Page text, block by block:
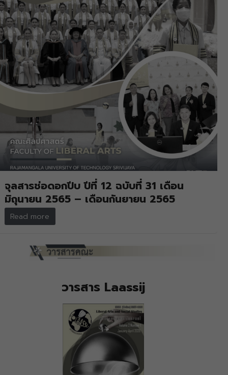
จุลสารช่อดอกปีบ ปีที่ 12 ฉบับที่ 31 เดือน
มิถุนายน 2565 – เดือนกันยายน 2565
Read more
วารสาร Laassij